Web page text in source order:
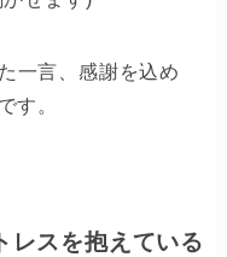
一言、感謝を込め
す。
レスを抱えている